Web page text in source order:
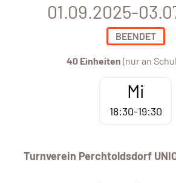
01.09.2025-
BEENDET
40 Einheiten (nur an
Mi
18:30-19:30
Turnverein Perchtoldsdorf